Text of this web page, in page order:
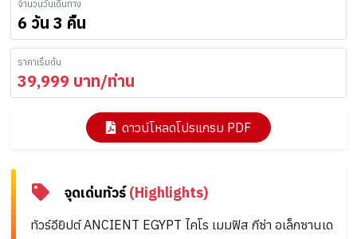
จำนวนวันเดินทาง
6 วัน 3 คืน
ราคาเริ่มต้น
39,999 บาท/ท่าน
ดาวน์โหลดโปรแกรม PDF
จุดเด่นทัวร์(Highlights)
ทัวร์อียิปต์ ANCIENT EGYPT ไคโร เมมฟิส กีซ่า อเล็กซานเด